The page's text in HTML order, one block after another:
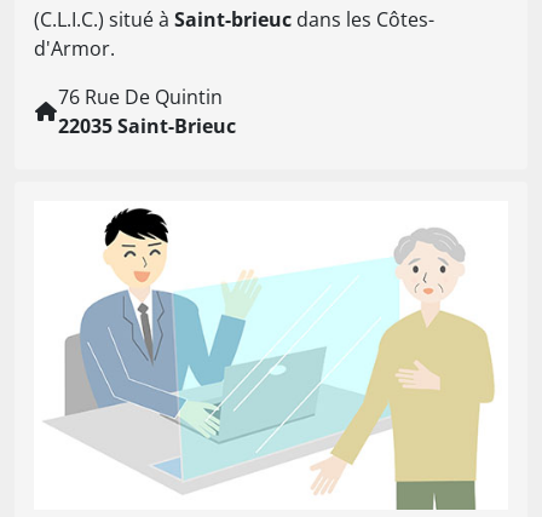
(C.L.I.C.) situé à Saint-brieuc dans les Côtes-
d'Armor.
76 Rue De Quintin
22035 Saint-Brieuc